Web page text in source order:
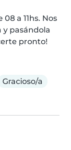
a 11hs. Nos
pasándola
pronto!
Gracioso/a